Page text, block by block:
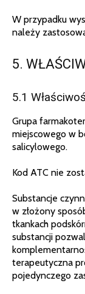
W przypadku
należy
5.
5.1
Grupa
miejscowego w
salicylowego.
Kod ATC nie
Substancje
w złożony
tkankach
substancji
terapeutyczna
pojedynczego